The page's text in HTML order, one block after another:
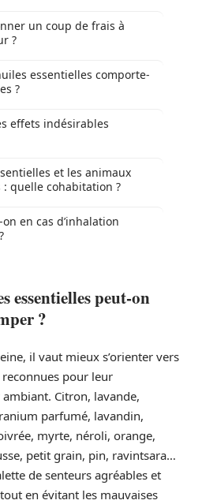
un coup de frais à
?
essentielles comporte-
?
effets indésirables
et les animaux
quelle cohabitation ?
en cas d’inhalation
essentielles peut-on
?
il vaut mieux s’orienter vers
pour leur
Citron, lavande,
parfumé, lavandin,
myrte, néroli, orange,
petit grain, pin, ravintsara…
de senteurs agréables et
en évitant les mauvaises